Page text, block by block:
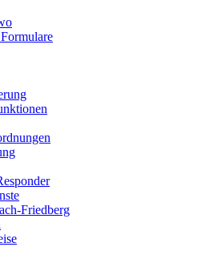
Friedberg